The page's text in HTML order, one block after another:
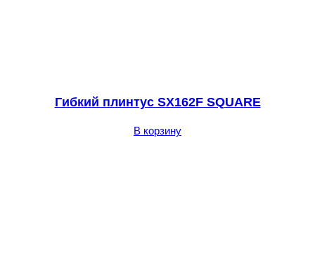
Гибкий плинтус SX162F SQUARE
В корзину